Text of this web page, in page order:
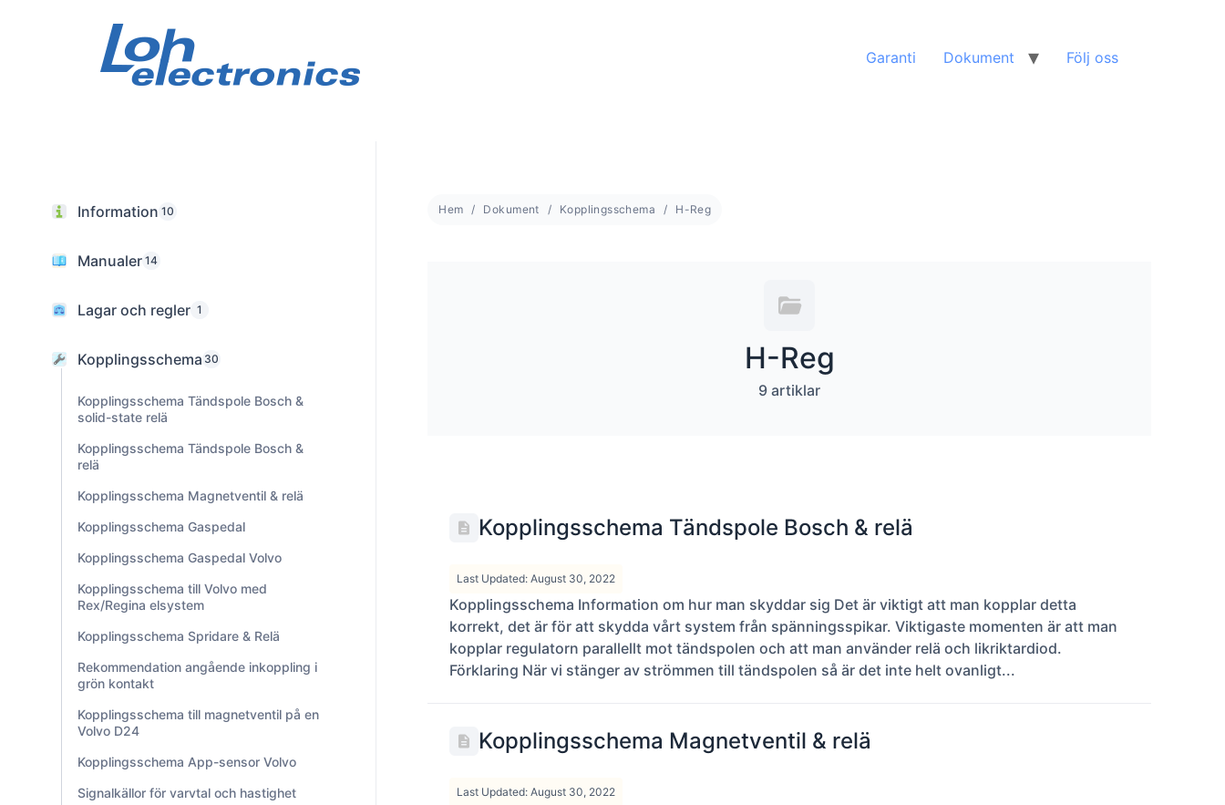
Garanti Dokument Följ oss
Information 10
Manualer 14
Lagar och regler 1
Kopplingsschema 30
Kopplingsschema Tändspole Bosch &
solid-state relä
Kopplingsschema Tändspole Bosch &
relä
Kopplingsschema Magnetventil & relä
Kopplingsschema Gaspedal
Kopplingsschema Gaspedal Volvo
Kopplingsschema till Volvo med
Rex/Regina elsystem
Kopplingsschema Spridare & Relä
Rekommendation angående inkoppling i
grön kontakt
Kopplingsschema till magnetventil på en
Volvo D24
Kopplingsschema App-sensor Volvo
Signalkällor för varvtal och hastighet
Hem Dokument Kopplingsschema H-Reg
H-Reg
9 artiklar
Kopplingsschema Tändspole Bosch & relä
Last Updated: August 30, 2022
Kopplingsschema Information om hur man skyddar sig Det är viktigt att man kopplar detta
korrekt, det är för att skydda vårt system från spänningsspikar. Viktigaste momenten är att man
kopplar regulatorn parallellt mot tändspolen och att man använder relä och likriktardiod.
Förklaring När vi stänger av strömmen till tändspolen så är det inte helt ovanligt...
Kopplingsschema Magnetventil & relä
Last Updated: August 30, 2022